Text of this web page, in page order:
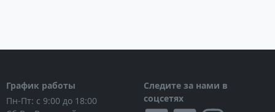
График работы
Пн-Пт: с 9:00 до 18:00
Следите за нами в
соцсетях